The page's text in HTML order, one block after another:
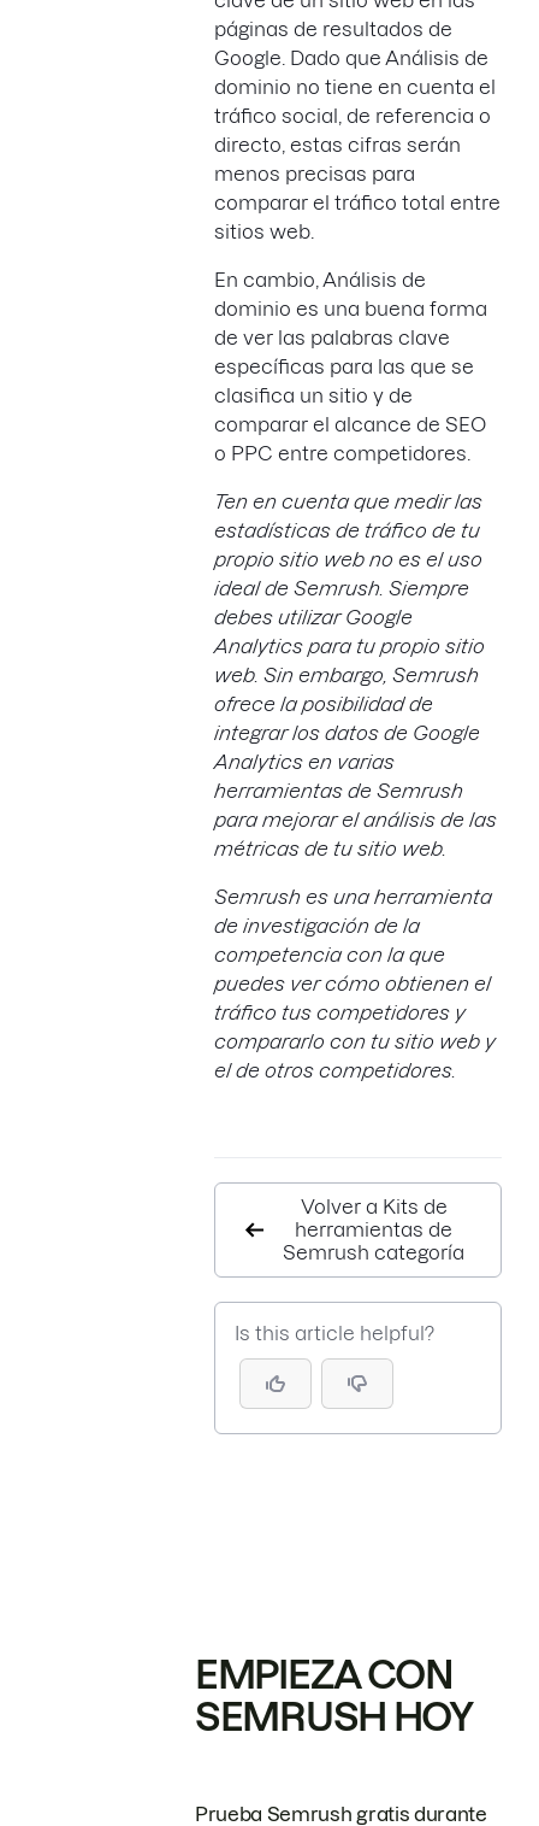
páginas de resultados de
Google. Dado que Análisis de
dominio no tiene en cuenta el
tráfico social, de referencia o
directo, estas cifras serán
menos precisas para
comparar el tráfico total entre
sitios web.
En cambio, Análisis de
dominio es una buena forma
de ver las palabras clave
específicas para las que se
clasifica un sitio y de
comparar el alcance de SEO
o PPC entre competidores.
Ten en cuenta que medir las
estadísticas de tráfico de tu
propio sitio web no es el uso
ideal de Semrush. Siempre
debes utilizar Google
Analytics para tu propio sitio
web. Sin embargo, Semrush
ofrece la posibilidad de
integrar los datos de Google
Analytics en varias
herramientas de Semrush
para mejorar el análisis de las
métricas de tu sitio web.
Semrush es una herramienta
de investigación de la
competencia con la que
puedes ver cómo obtienen el
tráfico tus competidores y
compararlo con tu sitio web y
el de otros competidores.
Volver a Kits de
herramientas de
Semrush categoría
Is this article helpful?
EMPIEZA CON
SEMRUSH HOY
Prueba Semrush gratis durante